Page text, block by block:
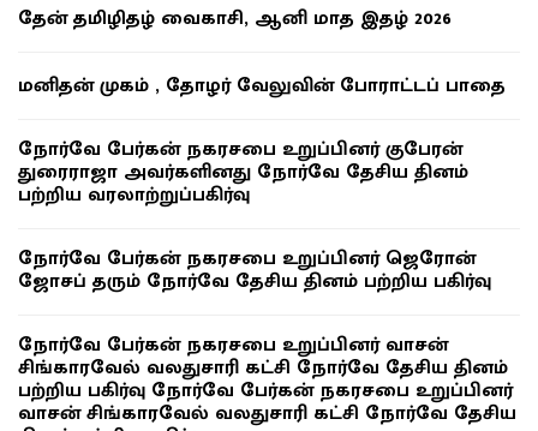
தேன் தமிழிதழ் வைகாசி, ஆனி மாத இதழ் 2026
மனிதன் முகம் , தோழர் வேலுவின் போராட்டப் பாதை
நோர்வே பேர்கன் நகரசபை உறுப்பினர் குபேரன்
துரைராஜா அவர்களினது நோர்வே தேசிய தினம்
பற்றிய வரலாற்றுப்பகிர்வு
நோர்வே பேர்கன் நகரசபை உறுப்பினர் ஜெரோன்
ஜோசப் தரும் நோர்வே தேசிய தினம் பற்றிய பகிர்வு
நோர்வே பேர்கன் நகரசபை உறுப்பினர் வாசன்
சிங்காரவேல் வலதுசாரி கட்சி நோர்வே தேசிய தினம்
பற்றிய பகிர்வு நோர்வே பேர்கன் நகரசபை உறுப்பினர்
வாசன் சிங்காரவேல் வலதுசாரி கட்சி நோர்வே தேசிய